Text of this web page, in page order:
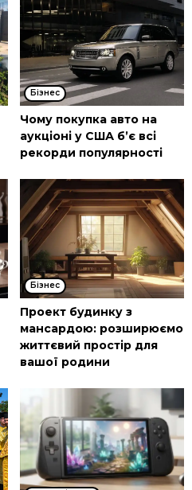
Бізнес
Чому покупка авто на
аукціоні у США б’є всі
рекорди популярності
Бізнес
Проект будинку з
мансардою: розширюємо
життєвий простір для
вашої родини